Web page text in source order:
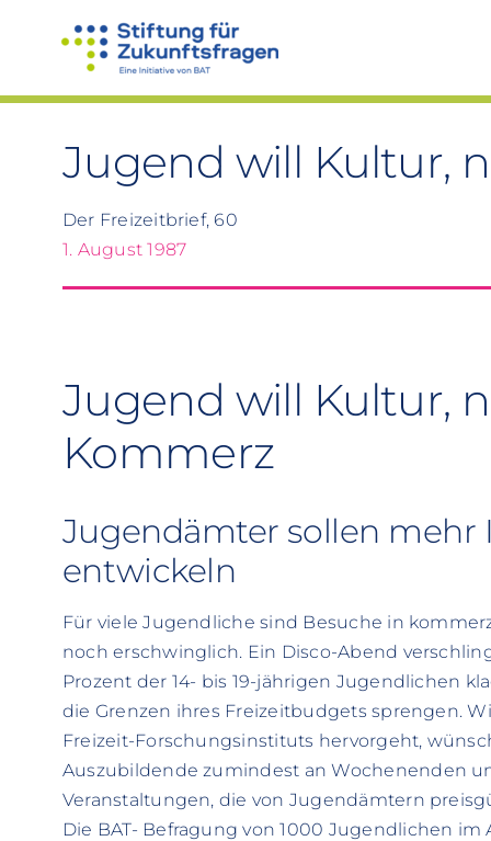
Jugend will Kultur,
Der Freizeitbrief, 60
1. August 1987
Jugend will Kultur,
Kommerz
Jugendämter sollen mehr
entwickeln
Für viele Jugendliche sind Besuche in
noch erschwinglich. Ein Disco-Abend
Prozent der 14- bis 19-jährigen Jugendlichen
die Grenzen ihres Freizeitbudgets sprengen.
Freizeit-Forschungsinstituts hervorgeht,
Auszubildende zumindest an Wochenenden
Veranstaltungen, die von Jugendämtern
Die BAT- Befragung von 1000 Jugendlichen im